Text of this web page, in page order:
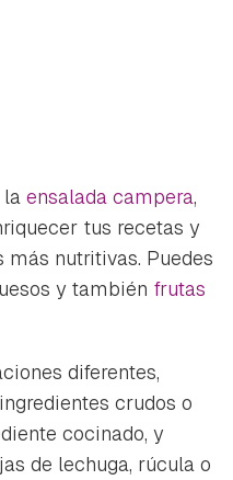
la ensalada campera,
tus recetas y
nutritivas. Puedes
y también frutas
diferentes,
crudos o
cocinado, y
de lechuga, rúcula o